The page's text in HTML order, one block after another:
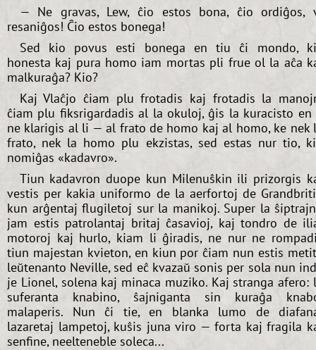
— Ne gravas, Lew, ĉio estos bona, ĉio ordiĝos,
resaniĝos! Ĉio estos bonega!
Sed kio povus esti bonega en tiu ĉi mondo,
honesta kaj pura homo iam mortas pli frue ol la aĉa
malkuraĝa? Kio?
Kaj Vlaĉjo ĉiam plu frotadis kaj frotadis la
ĉiam plu fiksrigardadis al la okuloj, ĝis la kuracisto
ne klarigis al li — al frato de homo kaj al homo, ke nek
frato, nek la homo plu ekzistas, sed estas nur tio,
nomiĝas «kadavro».
Tiun kadavron duope kun Milenuŝkin ili prizorgis
vestis per kakia uniformo de la aerfortoj de
kun arĝentaj flugiletoj sur la manikoj. Super la
jam estis patrolantaj britaj ĉasavioj, kaj tondro de
motoroj kaj hurlo, kiam li ĝiradis, ne nur ne
tiun majestan kvieton, en kiun por ĉiam nun estis
leŭtenanto Neville, sed eĉ kvazaŭ sonis per sola nun
je Lionel, solena kaj minaca muziko. Kaj stranga afero:
suferanta knabino, ŝajniganta sin kuraĝa
malaperis. Nun ĉi tie, en blanka lumo de
lazaretaj lampetoj, kuŝis juna viro — forta kaj fragila
senfine, neelteneble soleca...